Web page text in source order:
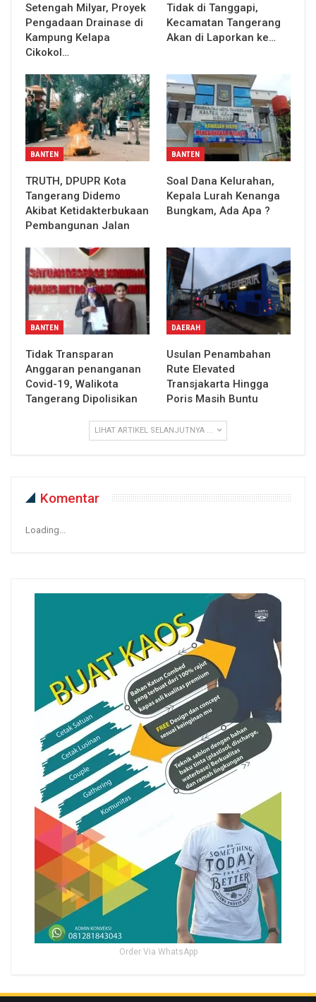
Setengah Milyar, Proyek
Pengadaan Drainase di
Kampung Kelapa
Cikokol…
Tidak di Tanggapi,
Kecamatan Tangerang
Akan di Laporkan ke…
BANTEN
TRUTH, DPUPR Kota
Tangerang Didemo
Akibat Ketidakterbukaan
Pembangunan Jalan
BANTEN
Soal Dana Kelurahan,
Kepala Lurah Kenanga
Bungkam, Ada Apa ?
BANTEN
Tidak Transparan
Anggaran penanganan
Covid-19, Walikota
Tangerang Dipolisikan
DAERAH
Usulan Penambahan
Rute Elevated
Transjakarta Hingga
Poris Masih Buntu
LIHAT ARTIKEL SELANJUTNYA ...
Komentar
Loading...
Order Via WhatsApp